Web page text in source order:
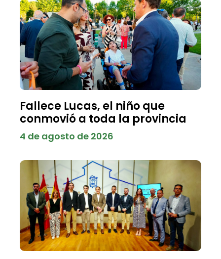
Fallece Lucas, el niño que
conmovió a toda la provincia
4 de agosto de 2026